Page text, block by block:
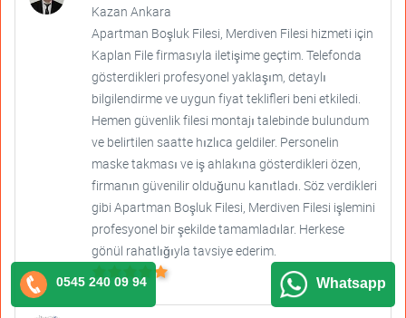
Kazan Ankara
Apartman Boşluk Filesi, Merdiven Filesi hizmeti için
Kaplan File firmasıyla iletişime geçtim. Telefonda
gösterdikleri profesyonel yaklaşım, detaylı
bilgilendirme ve uygun fiyat teklifleri beni etkiledi.
Hemen güvenlik filesi montajı talebinde bulundum
ve belirtilen saatte hızlıca geldiler. Personelin
maske takması ve iş ahlakına gösterdikleri özen,
firmanın güvenilir olduğunu kanıtladı. Söz verdikleri
gibi Apartman Boşluk Filesi, Merdiven Filesi işlemini
profesyonel bir şekilde tamamladılar. Herkese
gönül rahatlığıyla tavsiye ederim.
0545 240 09 94 Whatsapp